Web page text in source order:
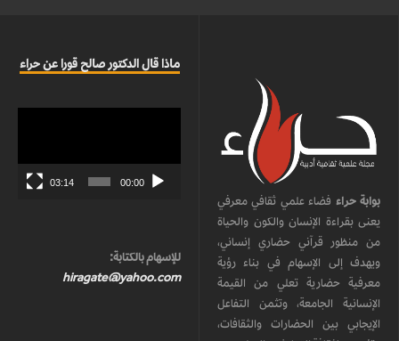
بوابة حراء فضاء علمي ثقافي معرفي
يعنى بقراءة الإنسان والكون والحياة
من منظور قرآني حضاري إنساني،
ويهدف إلى الإسهام في بناء رؤية
معرفية حضارية تعلي من القيمة
الإنسانية الجامعة، وتثمن التفاعل
الإيجابي بين الحضارات والثقافات،
ماذا قال الدكتور صالح قورا عن حراء
00:00
03:14
للإسهام بالكتابة:
hiragate@yahoo.com